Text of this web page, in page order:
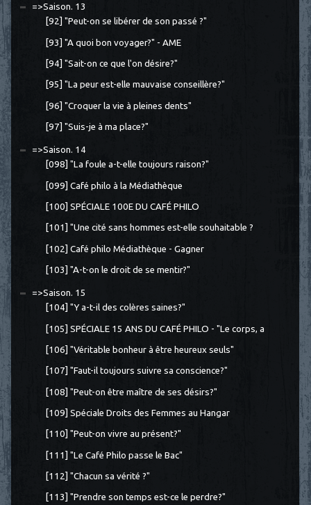
=>Saison. 13
[92] "Peut-on se libérer de son passé ?"
[93] "A quoi bon voyager?" - AME
[94] "Sait-on ce que l'on désire?"
[95] "La peur est-elle mauvaise conseillère?"
[96] "Croquer la vie à pleines dents"
[97] "Suis-je à ma place?"
=>Saison. 14
[098] "La foule a-t-elle toujours raison?"
[099] Café philo à la Médiathèque
[100] SPÉCIALE 100E DU CAFÉ PHILO
[101] "Une cité sans hommes est-elle souhaitable ?
[102] Café philo Médiathèque - Gagner
[103] "A-t-on le droit de se mentir?"
=>Saison. 15
[104] "Y a-t-il des colères saines?"
[105] SPÉCIALE 15 ANS DU CAFÉ PHILO - "Le corps, a
[106] "Véritable bonheur à être heureux seuls"
[107] "Faut-il toujours suivre sa conscience?"
[108] "Peut-on être maître de ses désirs?"
[109] Spéciale Droits des Femmes au Hangar
[110] "Peut-on vivre au présent?"
[111] "Le Café Philo passe le Bac"
[112] "Chacun sa vérité ?"
[113] "Prendre son temps est-ce le perdre?"